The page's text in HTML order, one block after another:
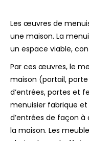
Les œuvres de
une maison. La
un espace viable,
Par ces œuvres, le
maison (portail,
d’entrées, portes et
menuisier fabrique
d’entrées de façon à
la maison. Les